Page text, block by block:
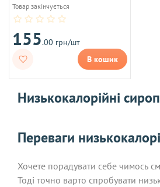
Товар закінчується
155.00 грн/шт
В кошик
Низькокалорійні
Переваги
Хочете порадувати себе чимось
Тоді точно варто спробувати